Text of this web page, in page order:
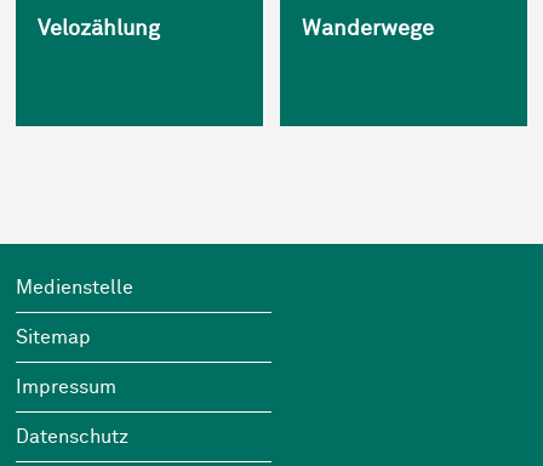
Velozählung Wanderwege
Footer
Wichtige Links
Medienstelle
Sitemap
Impressum
Datenschutz